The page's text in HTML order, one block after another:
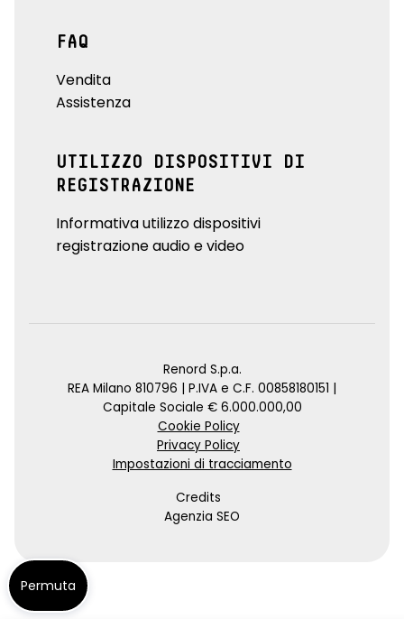
FAQ
Vendita
Assistenza
UTILIZZO DISPOSITIVI DI
REGISTRAZIONE
Informativa utilizzo dispositivi
registrazione audio e video
Renord S.p.a.
REA Milano 810796 | P.IVA e C.F. 00858180151 |
Capitale Sociale € 6.000.000,00
Cookie Policy
Privacy Policy
Impostazioni di tracciamento
Credits
Agenzia SEO
Permuta